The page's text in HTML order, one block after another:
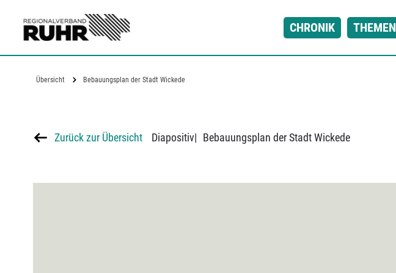
CHRONIK THEMEN
Übersicht Bebauungsplan der Stadt Wickede
Zurück zur Übersicht Diapositiv| Bebauungsplan der Stadt Wickede